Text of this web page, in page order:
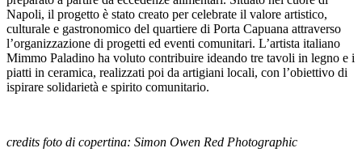
Napoli, il progetto è stato creato per celebrate il valore artistico,
culturale e gastronomico del quartiere di Porta Capuana attraverso
l’organizzazione di progetti ed eventi comunitari. L’artista italiano
Mimmo Paladino ha voluto contribuire ideando tre tavoli in legno e i
piatti in ceramica, realizzati poi da artigiani locali, con l’obiettivo di
ispirare solidarietà e spirito comunitario.
credits foto di copertina: Simon Owen Red Photographic